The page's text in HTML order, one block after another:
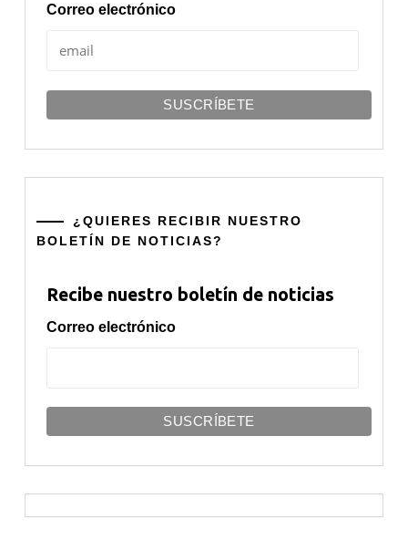
Correo electrónico
¿QUIERES RECIBIR NUESTRO
BOLETÍN DE NOTICIAS?
Recibe nuestro boletín de noticias
Correo electrónico